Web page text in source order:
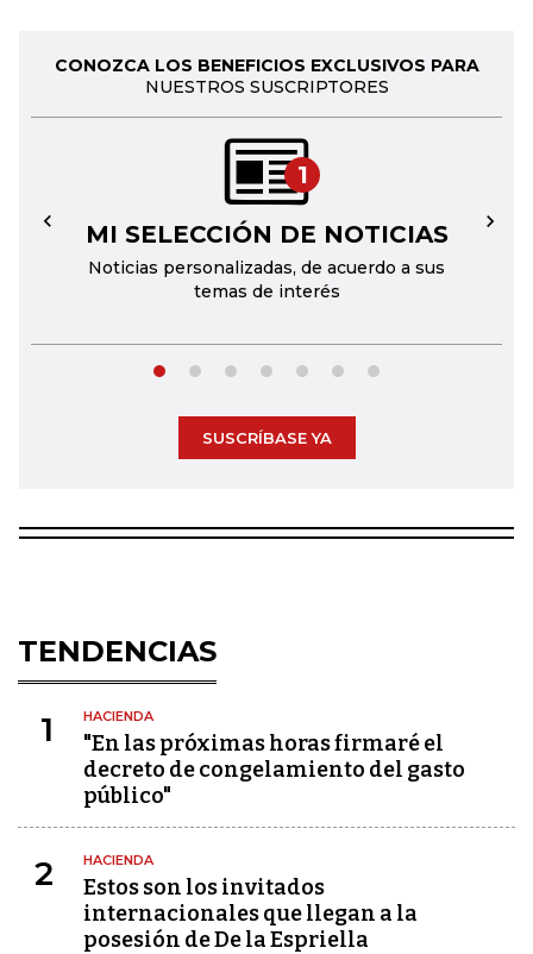
CONOZCA LOS BENEFICIOS EXCLUSIVOS PARA
NUESTROS SUSCRIPTORES
1
MI SELECCIÓN DE NOTICIAS
Noticias personalizadas, de acuerdo a sus
temas de interés
← →
SUSCRÍBASE YA
TENDENCIAS
1 HACIENDA
"En las próximas horas firmaré el
decreto de congelamiento del gasto
público"
2 HACIENDA
Estos son los invitados
internacionales que llegan a la
posesión de De la Espriella